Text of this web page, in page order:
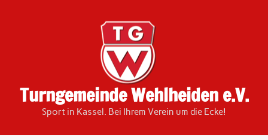
Turngemeinde Wehlheiden e.V.
Sport in Kassel. Bei Ihrem Verein um die Ecke!